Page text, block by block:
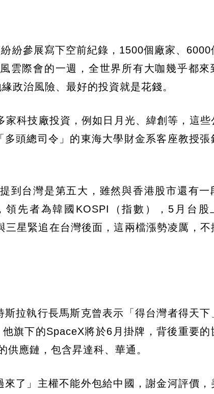
紛參展寫下空前紀錄，1500個廠家、6000
雲際會的一週，全世界所有大咖幾乎都來
政治風險、最好的投資就是花錢。
科技廠投資，例如日月光、緯創等，這些
頭總司令」的東海大學財金系客座教授張
到台灣是第五大，雖然與香港股市還有一
先者為韓國KOSPI（指數），5月台股
星緊追在台灣後面，這兩檔漲勢凌厲，不
拉執行長馬斯克曾表示「得台灣者得天下
旗下的SpaceX將於6月掛牌，背後重要的
應鏈，包含昇達科、華通。
了」主權不能外包給中國，謝金河評價，